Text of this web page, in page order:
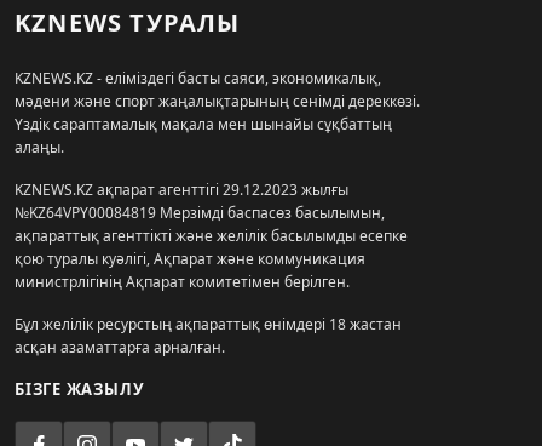
KZNEWS ТУРАЛЫ
KZNEWS.KZ - еліміздегі басты саяси, экономикалық,
мәдени және спорт жаңалықтарының сенімді дереккөзі.
Үздік сараптамалық мақала мен шынайы сұқбаттың
алаңы.
KZNEWS.KZ ақпарат агенттігі 29.12.2023 жылғы
№KZ64VPY00084819 Мерзімді баспасөз басылымын,
ақпараттық агенттікті және желілік басылымды есепке
қою туралы куәлігі, Ақпарат және коммуникация
министрлігінің Ақпарат комитетімен берілген.
Бұл желілік ресурстың ақпараттық өнімдері 18 жастан
асқан азаматтарға арналған.
БІЗГЕ ЖАЗЫЛУ